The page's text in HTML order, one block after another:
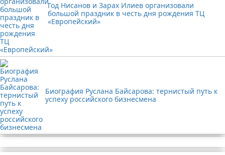
Год Нисанов и Зарах Илиев организовали
большой праздник в честь дня рождения ТЦ
«Европейский»
Биография Руслана Байсарова: тернистый путь к
успеху российского бизнесмена